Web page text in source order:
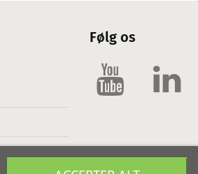
Følg os